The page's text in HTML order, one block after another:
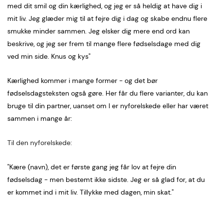
med dit smil og din kærlighed, og jeg er så heldig at have dig i
mit liv. Jeg glæder mig til at fejre dig i dag og skabe endnu flere
smukke minder sammen. Jeg elsker dig mere end ord kan
beskrive, og jeg ser frem til mange flere fødselsdage med dig
ved min side. Knus og kys"
Kærlighed kommer i mange former - og det bør
fødselsdagsteksten også gøre. Her får du flere varianter, du kan
bruge til din partner, uanset om I er nyforelskede eller har været
sammen i mange år:
Til den nyforelskede:
"Kære (navn), det er første gang jeg får lov at fejre din
fødselsdag - men bestemt ikke sidste. Jeg er så glad for, at du
er kommet ind i mit liv. Tillykke med dagen, min skat."